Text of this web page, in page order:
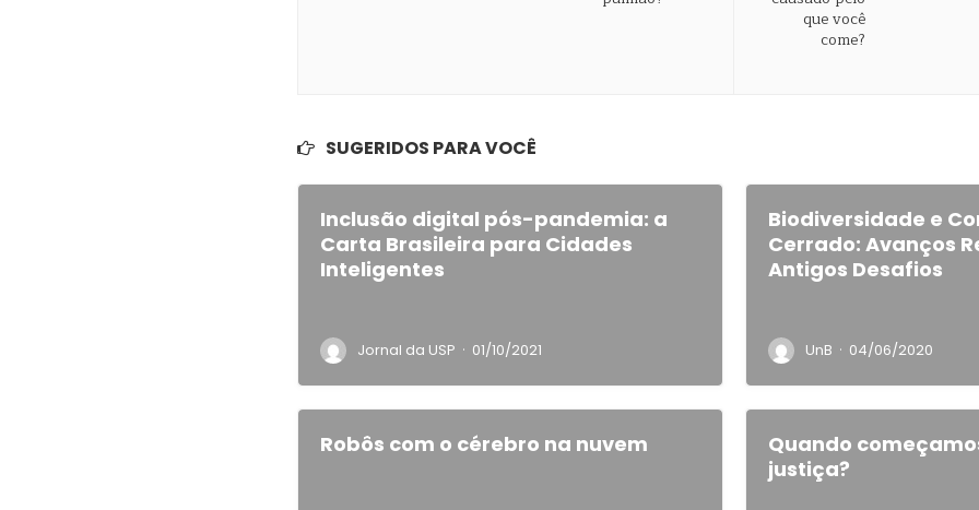
SUGERIDOS PARA VOCÊ
Inclusão digital pós-pandemia: a
Carta Brasileira para Cidades
Inteligentes
Jornal da USP · 01/10/2021
Biodiversidade e
Cerrado: Avanços
Antigos Desafios
UnB · 04/06/2020
Robôs com o cérebro na nuvem
Quando
justiça?